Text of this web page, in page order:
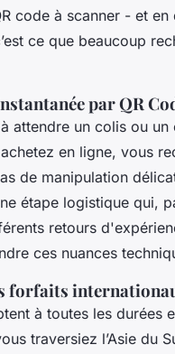
code à scanner - et
ce que beaucoup
par QR
attendre un colis ou
en ligne, vous
de manipulation
étape logistique qui,
retours
ces nuances
forfaits
à toutes les durées
traversiez l’Asie du